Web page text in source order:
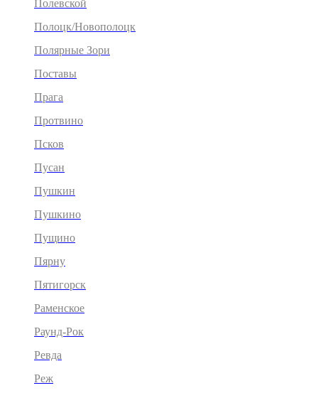
Полевской
Полоцк/Новополоцк
Полярные Зори
Поставы
Прага
Протвино
Псков
Пусан
Пушкин
Пушкино
Пущино
Пярну
Пятигорск
Раменское
Раунд-Рок
Ревда
Реж